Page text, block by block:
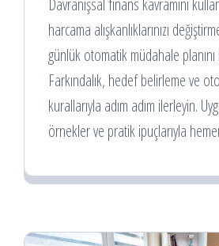
harcama alışkanlıklarınızı
günlük otomatik müdahale
Farkındalık, hedef belirleme ve
kurallarıyla adım adım ilerleyin.
örnekler ve pratik ipuçlarıyla